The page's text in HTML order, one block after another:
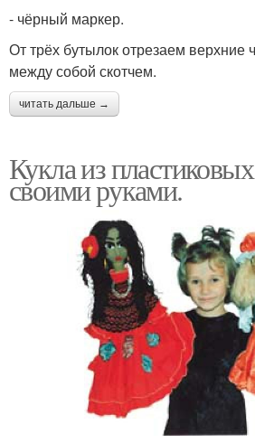
- чёрный маркер.
От трёх бутылок отрезаем верхние
между собой скотчем.
читать дальше →
Кукла из
своими руками.